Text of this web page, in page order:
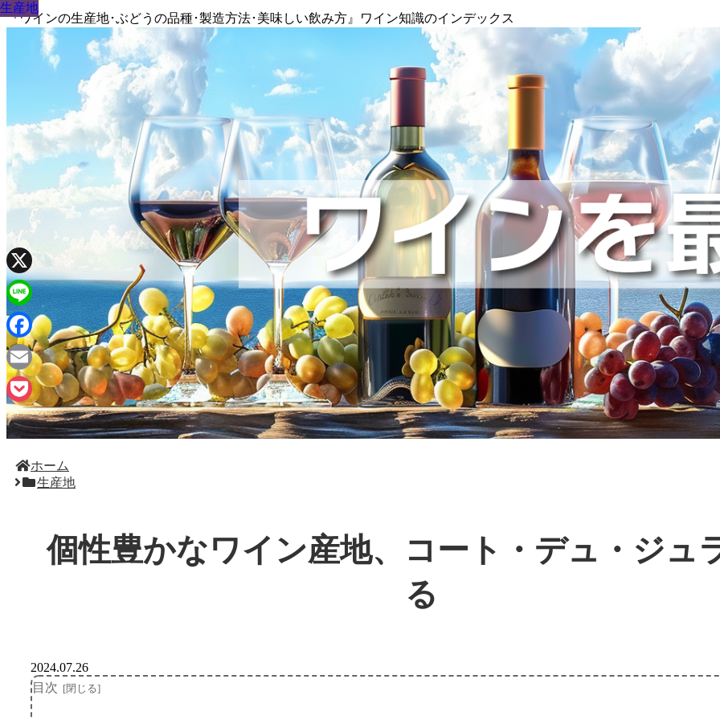
『ワインの生産地･ぶどうの品種･製造方法･美味しい飲み方』ワイン知識のインデックス
ホーム
生産地
個性豊かなワイン産地、コート・デュ・ジュ
る
生産地
2024.07.26
目次
生産地
生産地
生産地
生産地
生産地
生産地
生産地
生産地
X
Line
Facebook
Email
Pocket